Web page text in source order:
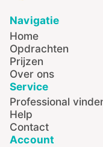
Navigatie
Home
Opdrachten
Prijzen
Over ons
Service
Professional
Help
Contact
Account